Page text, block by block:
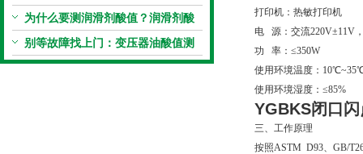
50%
为什么要测润滑剂酸值？润滑剂酸
值测定法告诉你答案
别等故障找上门：变压器油酸值测
试仪的预警功能
打印机：热敏打印机
电 源：交流220V±11V
功 率：≤350W
使用环境温度：
使用环境湿度：≤85%
YGBKS闭口
三、工作原理
按照ASTM D93、GB/